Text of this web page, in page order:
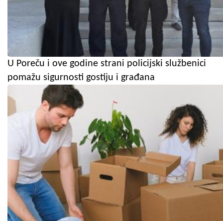
U Poreču i ove godine strani policijski službenici
pomažu sigurnosti gostiju i građana